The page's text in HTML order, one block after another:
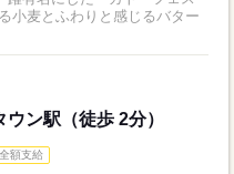
小麦とふわりと感じるバター
ン駅（徒歩 2分）
額支給